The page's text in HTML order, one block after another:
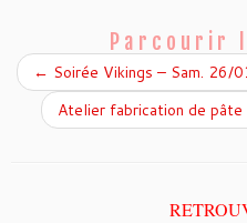
k
Parcourir
← Soirée Vikings – Sam. 26/
Atelier fabrication de